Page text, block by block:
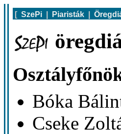
[ SzePi Piaristák
Bóka
Cseke